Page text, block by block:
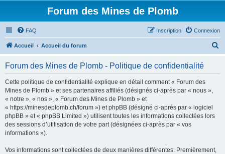
Forum des Mines de Plomb
FAQ Connexion
Inscription
Accueil Accueil du forum
Forum des Mines de Plomb - Politique de confidentialité
Cette politique de confidentialité explique en détail comment « Forum des
Mines de Plomb » et ses partenaires affiliés (désignés ci-après par « nous »,
« notre », « nos », « Forum des Mines de Plomb » et
« https://minesdeplomb.ch/forum ») et phpBB (désigné ci-après par « logiciel
phpBB » et « phpBB Limited ») utilisent toutes les informations collectées lors
des sessions d’utilisation de votre part (désignées ci-après par « vos
informations »).
Vos informations sont collectées de deux manières différentes. Premièrement,